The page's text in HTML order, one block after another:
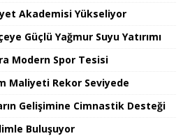
Akademisi Yükseliyor
Güçlü Yağmur Suyu Yatırımı
Modern Spor Tesisi
Maliyeti Rekor Seviyede
Gelişimine Cimnastik Desteği
Buluşuyor